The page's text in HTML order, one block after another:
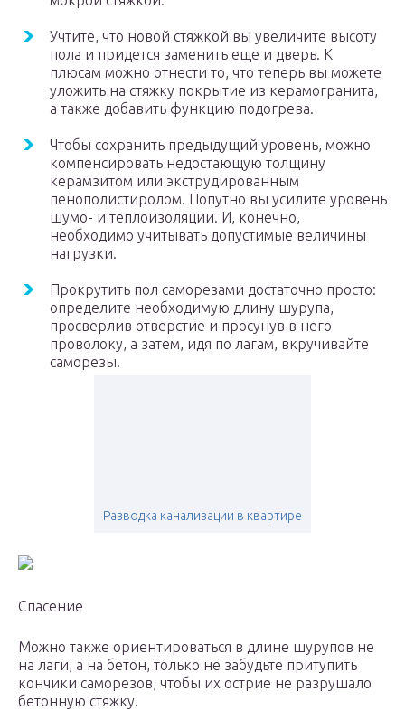
Учтите, что новой стяжкой вы увеличите высоту
пола и придется заменить еще и дверь. К
плюсам можно отнести то, что теперь вы можете
уложить на стяжку покрытие из керамогранита,
а также добавить функцию подогрева.
Чтобы сохранить предыдущий уровень, можно
компенсировать недостающую толщину
керамзитом или экструдированным
пенополистиролом. Попутно вы усилите уровень
шумо- и теплоизоляции. И, конечно,
необходимо учитывать допустимые величины
нагрузки.
Прокрутить пол саморезами достаточно просто:
определите необходимую длину шурупа,
просверлив отверстие и просунув в него
проволоку, а затем, идя по лагам, вкручивайте
саморезы.
Разводка канализации в квартире
Спасение
Можно также ориентироваться в длине шурупов не
на лаги, а на бетон, только не забудьте притупить
кончики саморезов, чтобы их острие не разрушало
бетонную стяжку.